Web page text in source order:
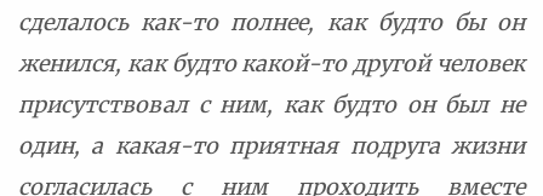
сделалось как-то полнее, как будто бы он
женился, как будто какой-то другой человек
присутствовал с ним, как будто он был не
один, а какая-то приятная подруга жизни
согласилась с ним проходить вместе